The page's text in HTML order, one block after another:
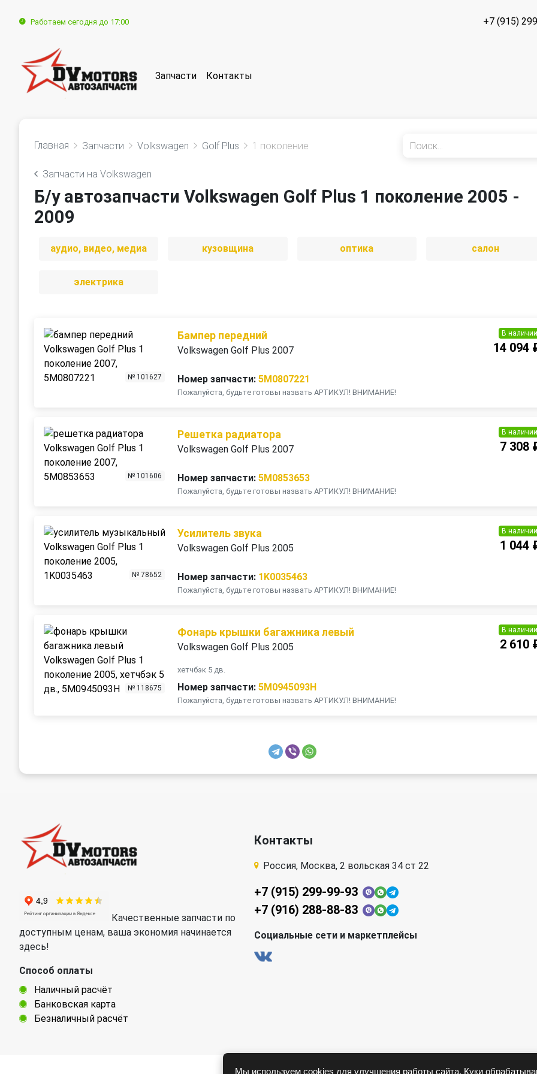
Работаем сегодня до 17:00 +7 (915)
Запчасти Контакты
Главная Запчасти Volkswagen Golf Plus 1 поколение
Запчасти на Volkswagen
Б/у автозапчасти Volkswagen Golf Plus 1 поколение 2005 -
2009
аудио, видео, медиа кузовщина оптика салон
электрика
№ 101627
Бампер передний
Volkswagen Golf Plus 2007
Номер запчасти: 5M0807221
Пожалуйста, будьте готовы назвать АРТИКУЛ! ВНИМАНИЕ!
В наличии
14 094
№ 101606
Решетка радиатора
Volkswagen Golf Plus 2007
Номер запчасти: 5M0853653
Пожалуйста, будьте готовы назвать АРТИКУЛ! ВНИМАНИЕ!
В наличии
7 308
№ 78652
Усилитель звука
Volkswagen Golf Plus 2005
Номер запчасти: 1K0035463
Пожалуйста, будьте готовы назвать АРТИКУЛ! ВНИМАНИЕ!
В наличии
1 044
№ 118675
Фонарь крышки багажника левый
Volkswagen Golf Plus 2005
хетчбэк 5 дв.
Номер запчасти: 5M0945093H
Пожалуйста, будьте готовы назвать АРТИКУЛ! ВНИМАНИЕ!
В наличии
2 610
Качественные запчасти по
доступным ценам, ваша экономия начинается
здесь!
Способ оплаты
Наличный расчёт
Банковская карта
Безналичный расчёт
Контакты
Россия, Москва, 2 вольская 34 ст 22
+7 (915) 299-99-93
+7 (916) 288-88-83
Социальные сети и маркетплейсы
Мы используем cookies для улучшения работы сайта. Куки